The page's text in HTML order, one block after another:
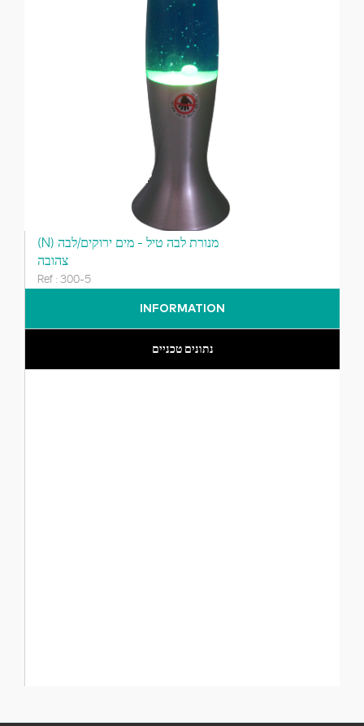
(N) מנורת לבה טיל - מים ירוקים/לבה
צהובה
Ref : 300-5
INFORMATION
נתונים טכניים